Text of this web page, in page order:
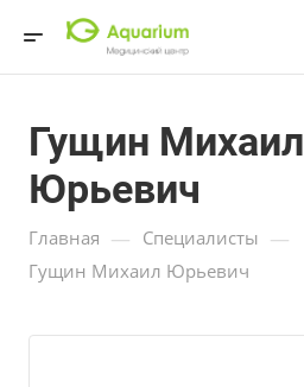
Гущин Михаил
Юрьевич
Главная — Специалисты —
Гущин Михаил Юрьевич